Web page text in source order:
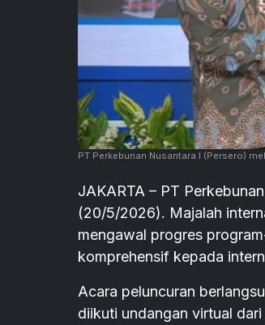
PT Perkebunan Nusantara I (Persero)
JAKARTA – PT
(20/5/2026). Majalah
mengawal progres
komprehensif kepada
Acara peluncuran
diikuti undangan virtual